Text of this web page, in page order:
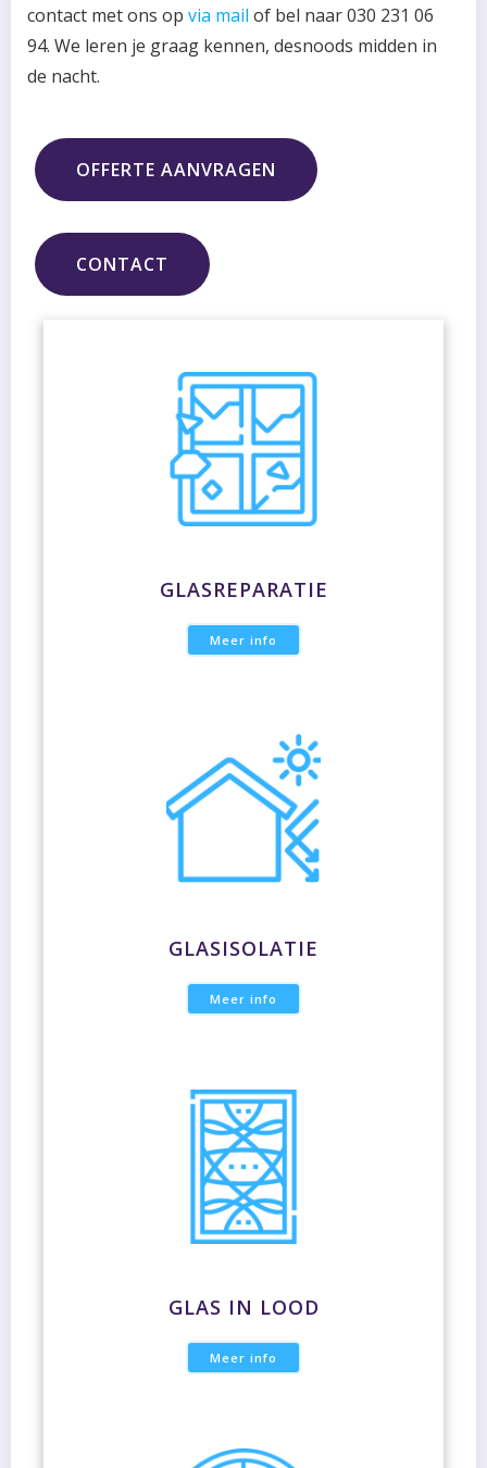
contact met ons op via mail of bel naar 030 231 06
94. We leren je graag kennen, desnoods midden in
de nacht.
OFFERTE AANVRAGEN
CONTACT
GLASREPARATIE
Meer info
GLASISOLATIE
Meer info
GLAS IN LOOD
Meer info